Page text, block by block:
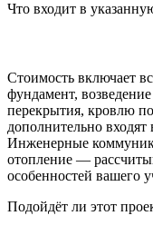
Что входит в
Стоимость включает
фундамент,
перекрытия, кровлю
дополнительно
Инженерные
отопление —
особенностей вашего
Подойдёт ли этот